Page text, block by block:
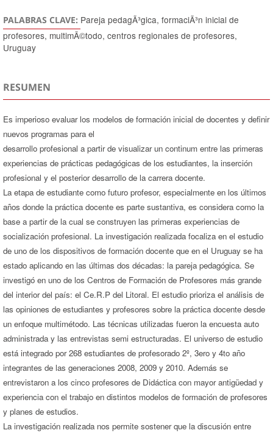
PALABRAS CLAVE: Pareja pedagÃ³gica, formaciÃ³n inicial de
profesores, multimÃ©todo, centros regionales de profesores,
Uruguay
RESUMEN
Es imperioso evaluar los modelos de formación inicial de docentes y definir
nuevos programas para el
desarrollo profesional a partir de visualizar un continum entre las primeras
experiencias de prácticas pedagógicas de los estudiantes, la inserción
profesional y el posterior desarrollo de la carrera docente.
La etapa de estudiante como futuro profesor, especialmente en los últimos
años donde la práctica docente es parte sustantiva, es considera como la
base a partir de la cual se construyen las primeras experiencias de
socialización profesional. La investigación realizada focaliza en el estudio
de uno de los dispositivos de formación docente que en el Uruguay se ha
estado aplicando en las últimas dos décadas: la pareja pedagógica. Se
investigó en uno de los Centros de Formación de Profesores más grande
del interior del país: el Ce.R.P del Litoral. El estudio prioriza el análisis de
las opiniones de estudiantes y profesores sobre la práctica docente desde
un enfoque multimétodo. Las técnicas utilizadas fueron la encuesta auto
administrada y las entrevistas semi estructuradas. El universo de estudio
está integrado por 268 estudiantes de profesorado 2º, 3ero y 4to año
integrantes de las generaciones 2008, 2009 y 2010. Además se
entrevistaron a los cinco profesores de Didáctica con mayor antigüedad y
experiencia con el trabajo en distintos modelos de formación de profesores
y planes de estudios.
La investigación realizada nos permite sostener que la discusión entre